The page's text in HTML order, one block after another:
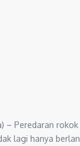
– Peredaran
lagi hanya